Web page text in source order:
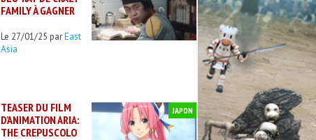
FAMILY À GAGNER
Le 27/01/25 parEast
Asia
TEASER DU FILM
D’ANIMATION ARIA:
THE CREPUSCOLO
JAPON